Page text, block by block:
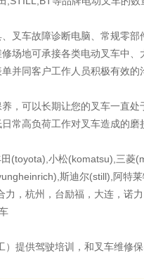
叉车故障诊断电脑、常规零部
场地可承接各类电动叉车中、
并同客户工作人员积极有效的
，可以长期让您的叉车一直处
常高负荷工作对叉车造成的磨
(toyota),小松(komatsu),三菱
斯迪尔(still),阿特
力，杭州，台励福，大连，诺
提供驾驶培训，和叉车维修保